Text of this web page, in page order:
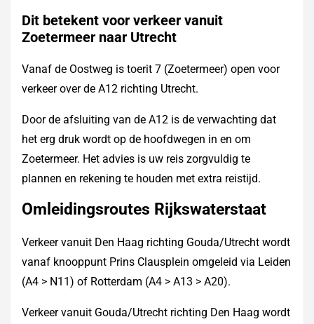
Dit betekent voor verkeer vanuit
Zoetermeer naar Utrecht
Vanaf de Oostweg is toerit 7 (Zoetermeer) open voor
verkeer over de A12 richting Utrecht.
Door de afsluiting van de A12 is de verwachting dat
het erg druk wordt op de hoofdwegen in en om
Zoetermeer. Het advies is uw reis zorgvuldig te
plannen en rekening te houden met extra reistijd.
Omleidingsroutes Rijkswaterstaat
Verkeer vanuit Den Haag richting Gouda/Utrecht wordt
vanaf knooppunt Prins Clausplein omgeleid via Leiden
(A4 > N11) of Rotterdam (A4 > A13 > A20).
Verkeer vanuit Gouda/Utrecht richting Den Haag wordt